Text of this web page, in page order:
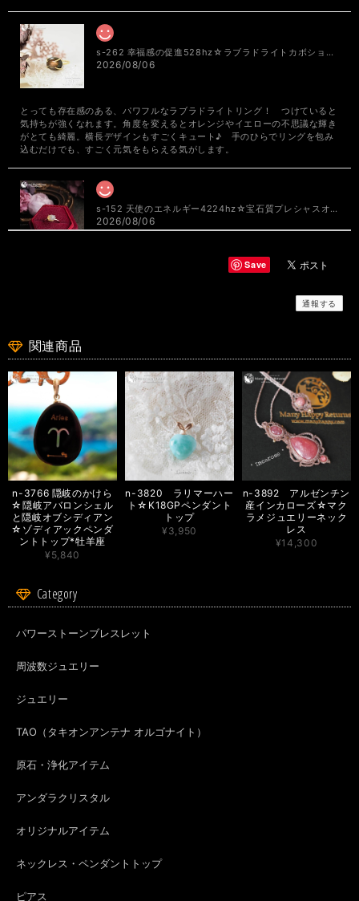
s-262 幸福感の促進528hz☆ラブラドライトカボション☆周波数ジュエリー☆K18GPリング
2026/08/06
とっても存在感のある、パワフルなラブラドライトリング！ つけていると
気持ちが強くなれます。角度を変えるとオレンジやイエローの不思議な輝き
がとても綺麗。横長デザインもすごくキュート♪ 手のひらでリングを包み
込むだけでも、すごく元気をもらえる気がします。
s-152 天使のエネルギー4224hz☆宝石質プレシャスオパールオーバルカボション☆周波数ジュエリー☆SV925リング
2026/08/06
透明感のある、とっても素敵なオパール。角度を変えると、やわらかいミル
まりんさんの作られるものはいつも新しくて、そしてパワフル！周波数ジュ
エリーもパワーストーンブレスも今回のシーグラスのオルゴナイトも本当に
エネルギーを感じます。 夏らしくて海を感じられて、それでいてしっかり
護られるアクセサリーなので着けるのが楽しみです。 また箱を開けた時に
ほのかに香るメニーハッピーリターンズの香りが素敵で…大好きです＾＾
s-296 魂の輝き888hz☆非加熱ピンクサファイアラウンドブリリアント☆周波数ジュエリー☆K18GPペンダントトップ
2026/08/01
した(^^) いつもならあんまり選ばない色のピンクですが、この子は凄く惹か
れました。 思っていたよりも優しいピンクで着けやすそうです。 ありがと
いつも素敵な香りを添えてラッピングして頂き、有難うございます! 届き
いつも楽しみに使わせて頂いています。 地震に関するお気遣いも頂き、感
2026/08/01
Save
通報する
関連商品
n-3766 隠岐のかけら
☆隠岐アバロンシェル
と隠岐オブシディアン
☆ゾディアックペンダ
ントトップ*牡羊座
¥5,840
n-3820 ラリマーハー
ト☆K18GPペンダント
トップ
¥3,950
n-3892 アルゼンチン
産インカローズ☆マク
ラメジュエリーネック
レス
¥14,300
Category
パワーストーンブレスレット
周波数ジュエリー
ジュエリー
TAO（タキオンアンテナ オルゴナイト）
原石・浄化アイテム
アンダラクリスタル
オリジナルアイテム
ネックレス・ペンダントトップ
ピアス